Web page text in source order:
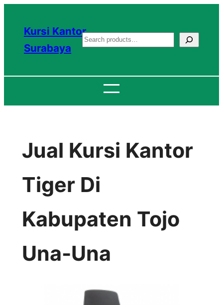
konten
Kursi Kantor
Surabaya
S
a
c
Jual Kursi Kantor
Tiger Di
Kabupaten Tojo
Una-Una